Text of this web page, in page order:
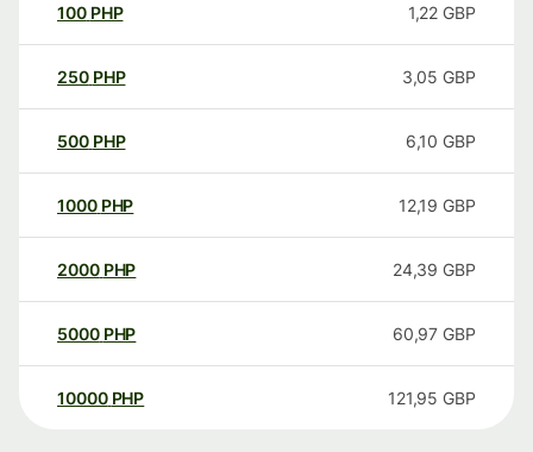
100 PHP 1,22 GBP
250 PHP 3,05 GBP
500 PHP 6,10 GBP
1000 PHP 12,19 GBP
2000 PHP 24,39 GBP
5000 PHP 60,97 GBP
10000 PHP 121,95 GBP